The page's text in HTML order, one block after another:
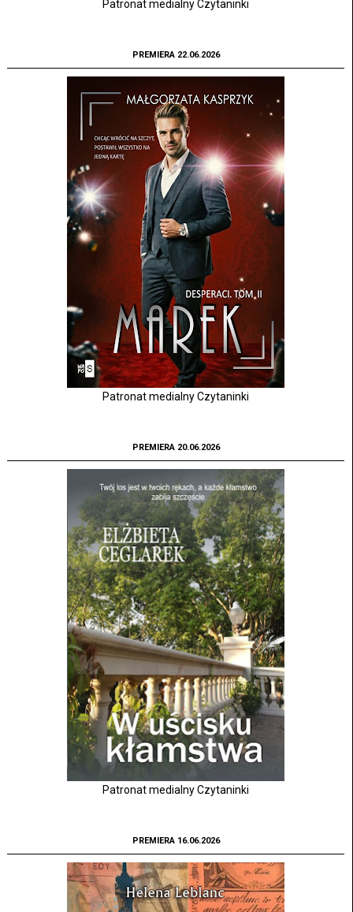
Patronat medialny Czytaninki
PREMIERA 22.06.2026
Patronat medialny Czytaninki
PREMIERA 20.06.2026
Patronat medialny Czytaninki
PREMIERA 16.06.2026